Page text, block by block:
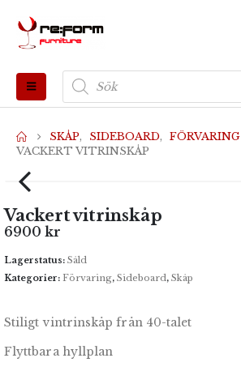
Produktsökning
SKÅP, SIDEBOARD, FÖRVARING
VACKERT VITRINSKÅP
Vackert vitrinskåp
6900 kr
Lagerstatus: Såld
Kategorier: Förvaring, Sideboard, Skåp
Stiligt vintrinskåp från 40-talet
Flyttbara hyllplan